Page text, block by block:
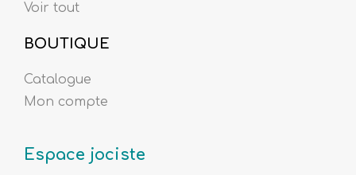
Voir tout
BOUTIQUE
Catalogue
Mon compte
Espace jociste